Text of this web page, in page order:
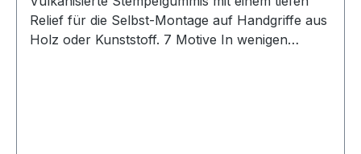
Relief für die Selbst-Montage auf Handgriffe aus
Holz oder Kunststoff. 7 Motive In wenigen